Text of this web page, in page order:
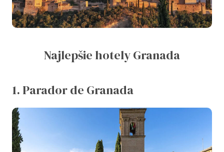
Najlepšie hotely Granada
1. Parador de Granada